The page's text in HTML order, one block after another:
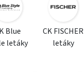
Blue
letáky
CK FISCHER
letáky